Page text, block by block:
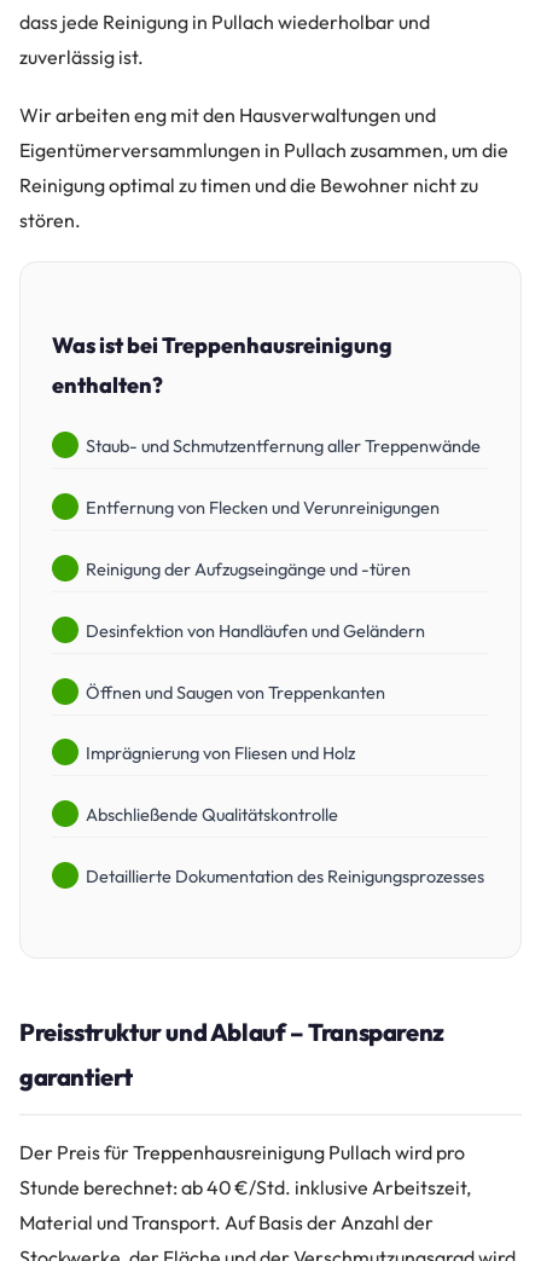
dass jede Reinigung in Pullach wiederholbar und
zuverlässig ist.
Wir arbeiten eng mit den Hausverwaltungen und
Eigentümerversammlungen in Pullach zusammen, um die
Reinigung optimal zu timen und die Bewohner nicht zu
stören.
Was ist bei Treppenhausreinigung
enthalten?
Staub- und Schmutzentfernung aller Treppenwände
Entfernung von Flecken und Verunreinigungen
Reinigung der Aufzugseingänge und -türen
Desinfektion von Handläufen und Geländern
Öffnen und Saugen von Treppenkanten
Imprägnierung von Fliesen und Holz
Abschließende Qualitätskontrolle
Detaillierte Dokumentation des Reinigungsprozesses
Preisstruktur und Ablauf – Transparenz
garantiert
Der Preis für Treppenhausreinigung Pullach wird pro
Stunde berechnet: ab 40 €/Std. inklusive Arbeitszeit,
Material und Transport. Auf Basis der Anzahl der